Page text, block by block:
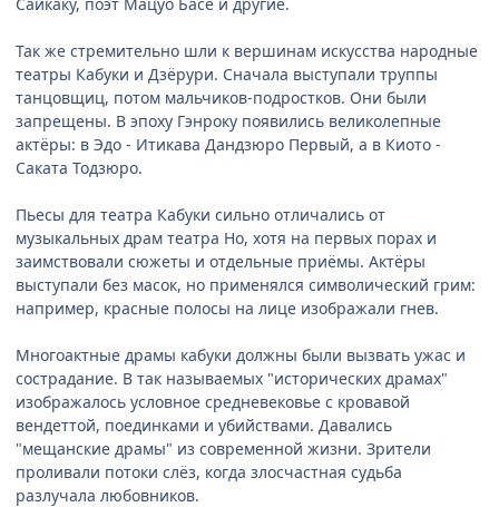
Так же стремительно шли к вершинам искусства народные
театры Кабуки и Дзёрури. Сначала выступали труппы
танцовщиц, потом мальчиков-подростков. Они были
запрещены. В эпоху Гэнроку появились великолепные
актёры: в Эдо - Итикава Дандзюро Первый, а в Киото -
Саката Тодзюро.
Пьесы для театра Кабуки сильно отличались от
музыкальных драм театра Но, хотя на первых порах и
заимствовали сюжеты и отдельные приёмы. Актёры
выступали без масок, но применялся символический грим:
например, красные полосы на лице изображали гнев.
Многоактные драмы кабуки должны были вызвать ужас и
сострадание. В так называемых "исторических драмах"
изображалось условное средневековье с кровавой
вендеттой, поединками и убийствами. Давались
"мещанские драмы" из современной жизни. Зрители
проливали потоки слёз, когда злосчастная судьба
разлучала любовников.